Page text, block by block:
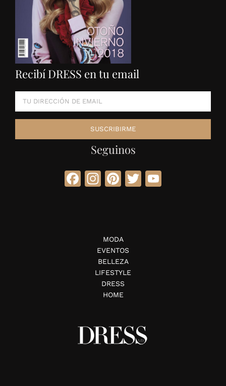
Recibí DRESS en tu email
Seguinos
Facebook
Instagram
Pinterest
Twitter
MODA
EVENTOS
BELLEZA
LIFESTYLE
DRESS
HOME